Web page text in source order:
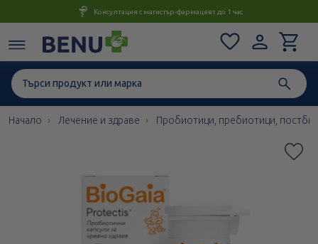
Консултация с магистър-фармацевт до 1 час
Начало Лечение и здраве Пробиотици, пребиотици,